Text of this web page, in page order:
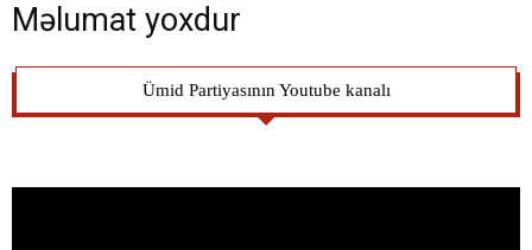
Məlumat yoxdur
Ümid Partiyasının Youtube kanalı